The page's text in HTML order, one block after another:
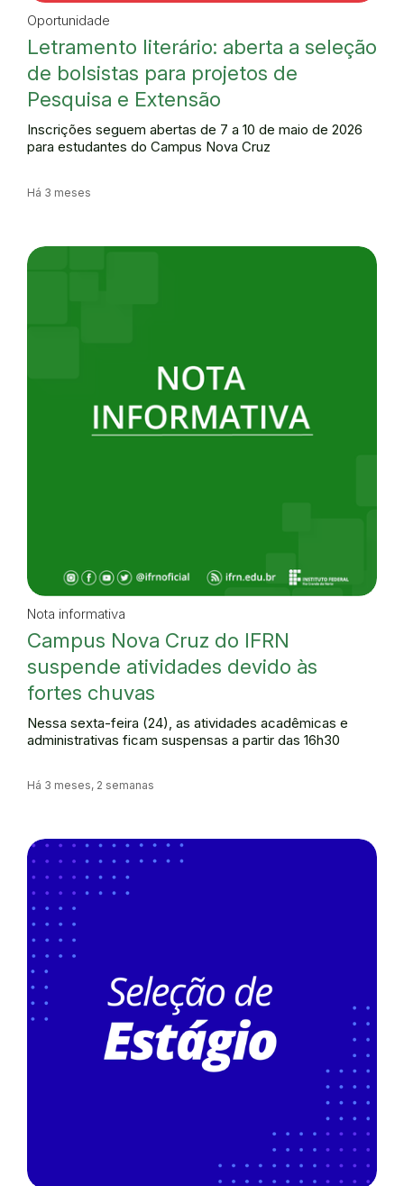
Oportunidade
Letramento literário: aberta a seleção
de bolsistas para projetos de
Pesquisa e Extensão
Inscrições seguem abertas de 7 a 10 de maio de 2026
para estudantes do Campus Nova Cruz
Há 3 meses
Nota informativa
Campus Nova Cruz do IFRN
suspende atividades devido às
fortes chuvas
Nessa sexta-feira (24), as atividades acadêmicas e
administrativas ficam suspensas a partir das 16h30
Há 3 meses, 2 semanas